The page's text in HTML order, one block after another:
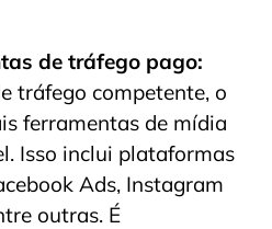
de tráfego pago:
tráfego competente, o
ferramentas de mídia
Isso inclui plataformas
Ads, Instagram
outras. É